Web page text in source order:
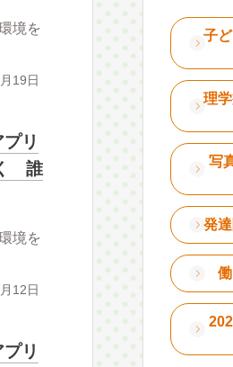
境を
19日
リ
誰
境を
12日
リ
子
理
写
発